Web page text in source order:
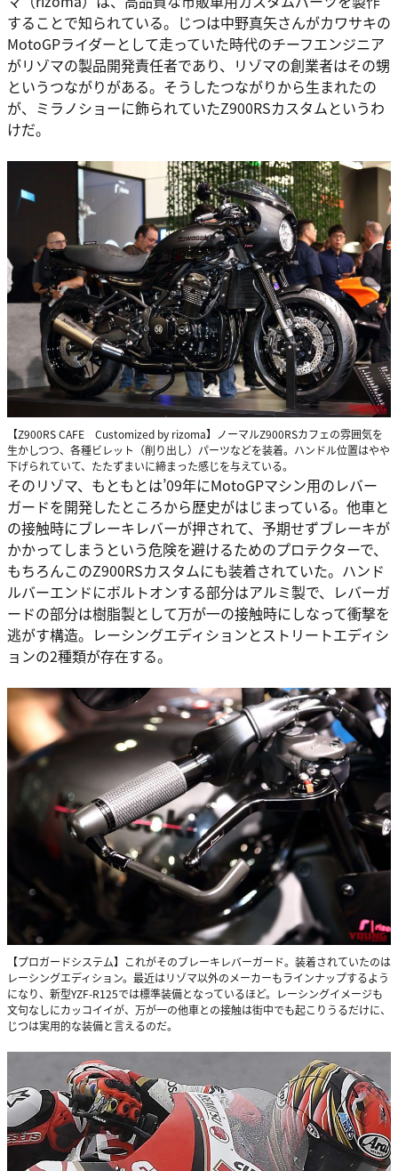
することで知られている。じつは中野真矢さんがカワサキの
MotoGPライダーとして走っていた時代のチーフエンジニア
がリゾマの製品開発責任者であり、リゾマの創業者はその甥
というつながりがある。そうしたつながりから生まれたの
が、ミラノショーに飾られていたZ900RSカスタムというわ
けだ。
【Z900RS CAFE Customized by rizoma】ノーマルZ900RSカフェの雰囲気を
生かしつつ、各種ビレット（削り出し）パーツなどを装着。ハンドル位置はやや
下げられていて、たたずまいに締まった感じを与えている。
そのリゾマ、もともとは’09年にMotoGPマシン用のレバー
ガードを開発したところから歴史がはじまっている。他車と
の接触時にブレーキレバーが押されて、予期せずブレーキが
かかってしまうという危険を避けるためのプロテクターで、
もちろんこのZ900RSカスタムにも装着されていた。ハンド
ルバーエンドにボルトオンする部分はアルミ製で、レバーガ
ードの部分は樹脂製として万が一の接触時にしなって衝撃を
逃がす構造。レーシングエディションとストリートエディシ
ョンの2種類が存在する。
【プロガードシステム】これがそのブレーキレバーガード。装着されていたのは
レーシングエディション。最近はリゾマ以外のメーカーもラインナップするよう
になり、新型YZF-R125では標準装備となっているほど。レーシングイメージも
文句なしにカッコイイが、万が一の他車との接触は街中でも起こりうるだけに、
じつは実用的な装備と言えるのだ。